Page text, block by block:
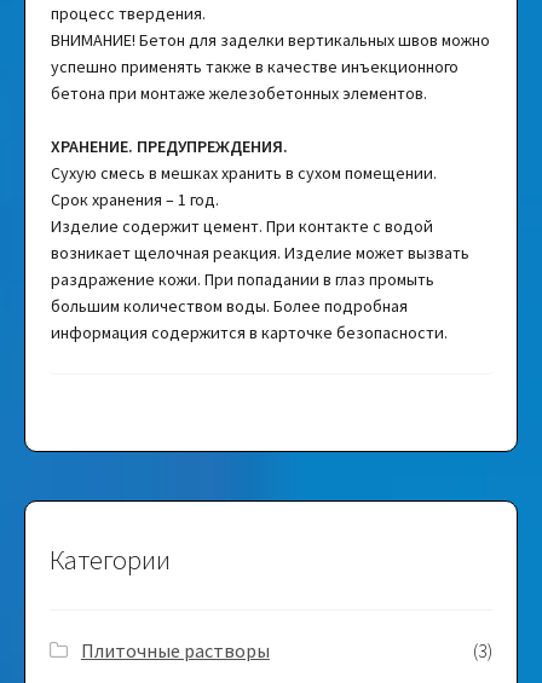
процесс твердения.
ВНИМАНИЕ! Бетон для заделки вертикальных швов можно
успешно применять также в качестве инъекционного
бетона при монтаже железобетонных элементов.
ХРАНЕНИЕ. ПРЕДУПРЕЖДЕНИЯ.
Сухую смесь в мешках хранить в сухом помещении.
Срок хранения – 1 год.
Изделие содержит цемент. При контакте с водой
возникает щелочная реакция. Изделие может вызвать
раздражение кожи. При попадании в глаз промыть
большим количеством воды. Более подробная
информация содержится в карточке безопасности.
Категории
Плиточные растворы
(3)